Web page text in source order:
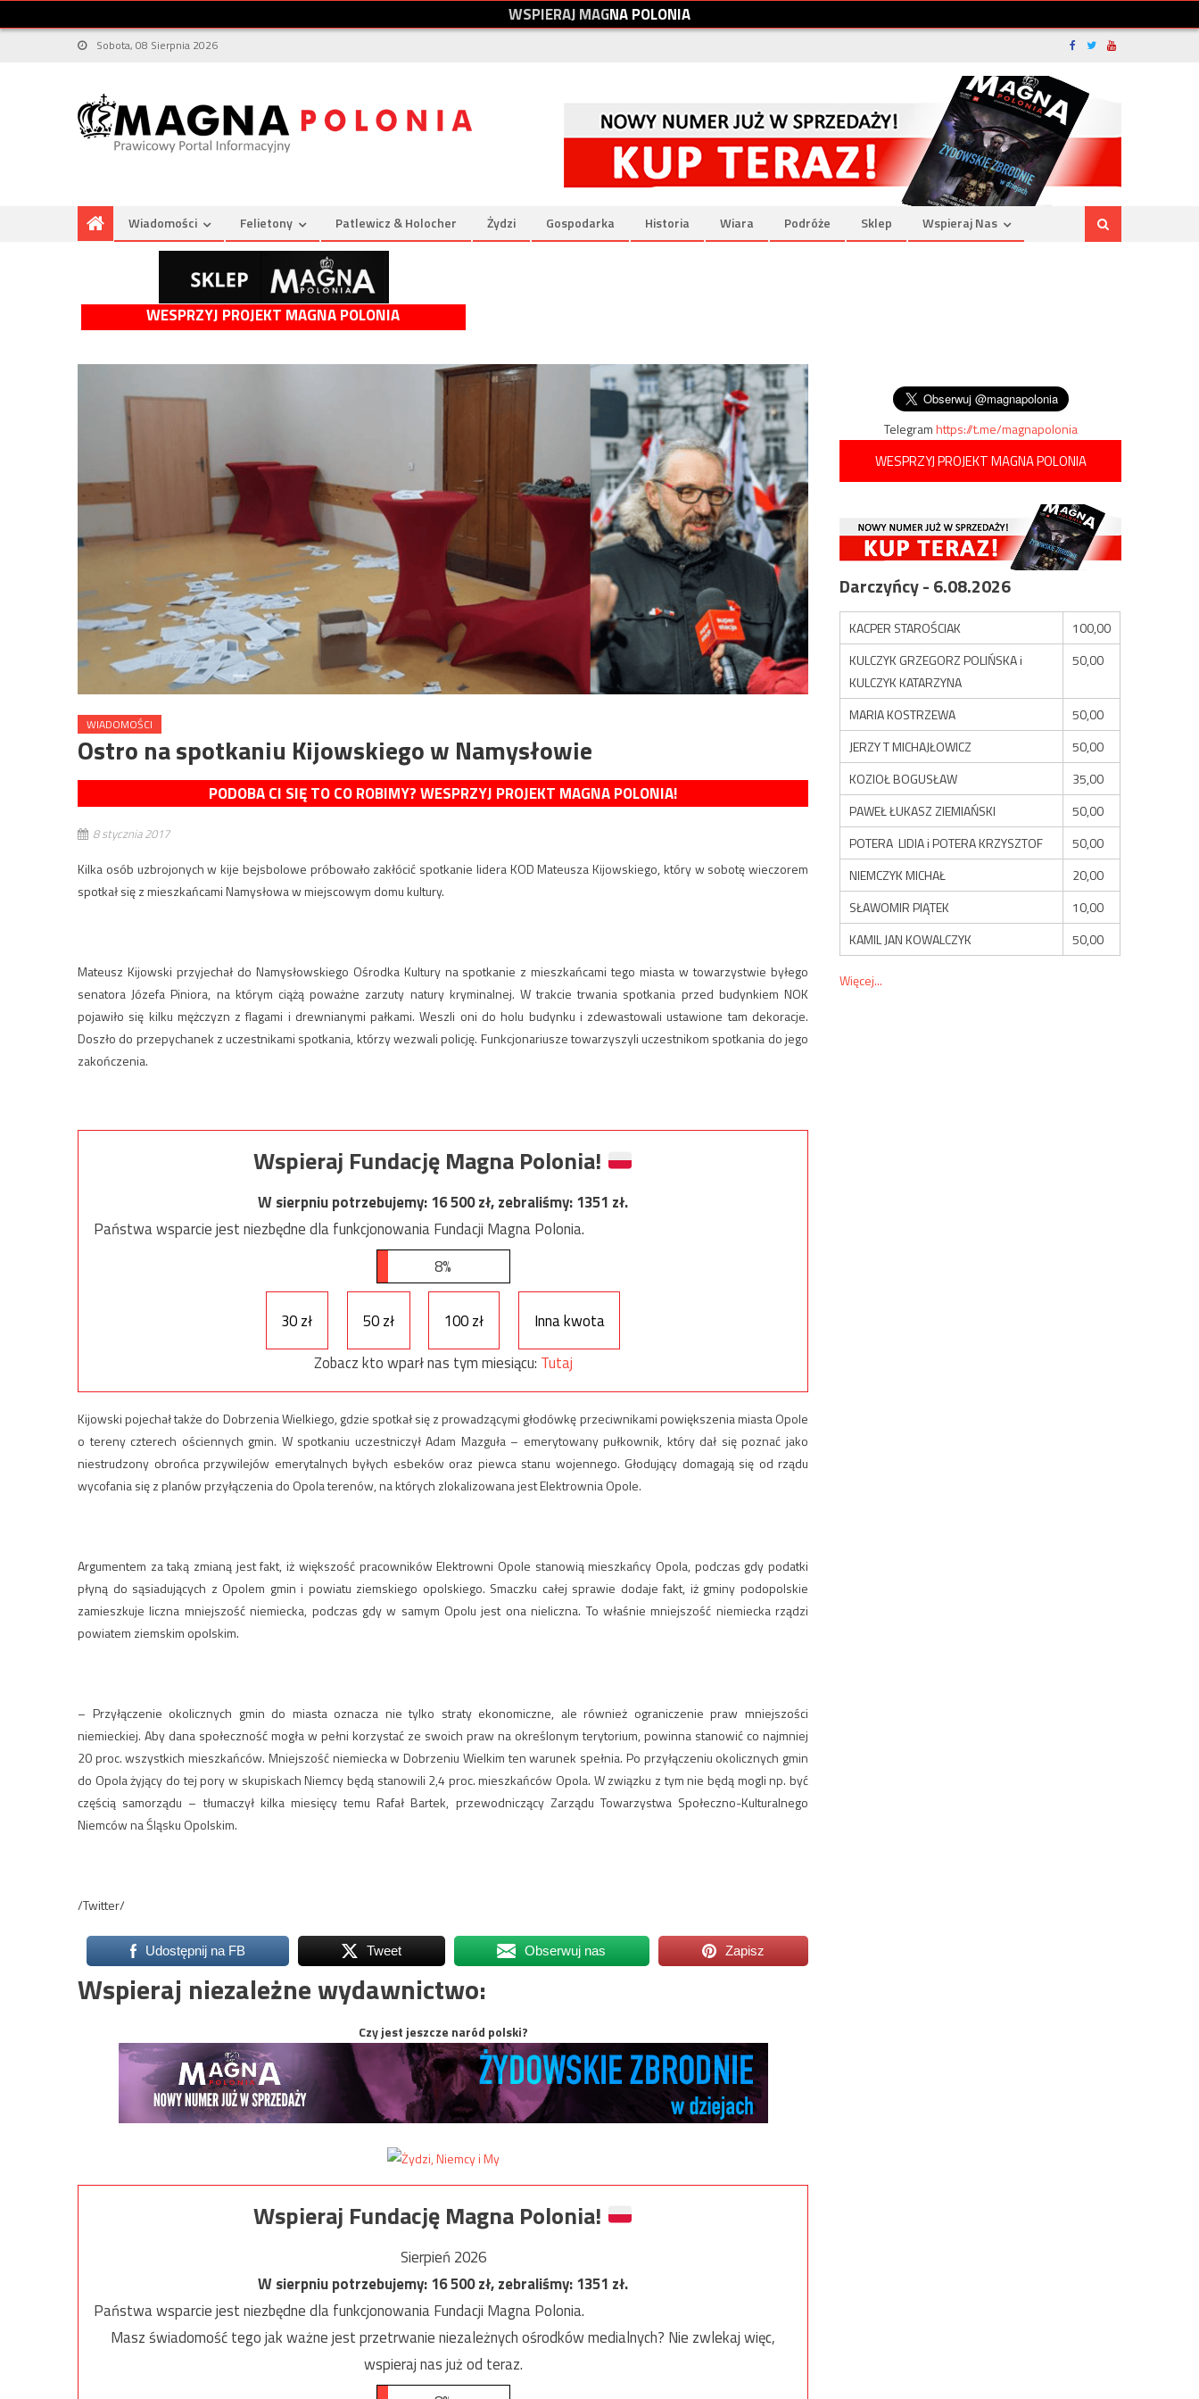
WSPIERAJMAGNAPOLONIA
Sobota, 08 Sierpnia 2026
Wiadomości Felietony Patlewicz & Holocher Żydzi Gospodarka Historia Wiara Podróże Sklep Wspieraj Nas
WESPRZYJ PROJEKT MAGNA POLONIA
WIADOMOŚCI
Ostro na spotkaniu Kijowskiego w Namysłowie
PODOBA CI SIĘ TO CO ROBIMY? WESPRZYJ PROJEKT MAGNA POLONIA!
8 stycznia 2017
Kilka osób uzbrojonych w kije bejsbolowe próbowało zakłócić spotkanie lidera KOD Mateusza Kijowskiego, który w sobotę wieczorem
spotkał się z mieszkańcami Namysłowa w miejscowym domu kultury.
Mateusz Kijowski przyjechał do Namysłowskiego Ośrodka Kultury na spotkanie z mieszkańcami tego miasta w towarzystwie byłego
senatora Józefa Piniora, na którym ciążą poważne zarzuty natury kryminalnej. W trakcie trwania spotkania przed budynkiem NOK
pojawiło się kilku mężczyzn z flagami i drewnianymi pałkami. Weszli oni do holu budynku i zdewastowali ustawione tam dekoracje.
Doszło do przepychanek z uczestnikami spotkania, którzy wezwali policję. Funkcjonariusze towarzyszyli uczestnikom spotkania do jego
zakończenia.
Wspieraj Fundację Magna Polonia!
W sierpniu potrzebujemy:16 500zł, zebraliśmy:1351 zł.
Państwa wsparcie jest niezbędne dla funkcjonowania Fundacji Magna Polonia.
8%
30 zł 50 zł 100 zł
Inna kwota
Zobacz kto wparł nas tym miesiącu: Tutaj
Kijowski pojechał także do Dobrzenia Wielkiego, gdzie spotkał się z prowadzącymi głodówkę przeciwnikami powiększenia miasta Opole
o tereny czterech ościennych gmin. W spotkaniu uczestniczył Adam Mazguła – emerytowany pułkownik, który dał się poznać jako
niestrudzony obrońca przywilejów emerytalnych byłych esbeków oraz piewca stanu wojennego. Głodujący domagają się od rządu
wycofania się z planów przyłączenia do Opola terenów, na których zlokalizowana jest Elektrownia Opole.
Argumentem za taką zmianą jest fakt, iż większość pracowników Elektrowni Opole stanowią mieszkańcy Opola, podczas gdy podatki
płyną do sąsiadujących z Opolem gmin i powiatu ziemskiego opolskiego. Smaczku całej sprawie dodaje fakt, iż gminy podopolskie
zamieszkuje liczna mniejszość niemiecka, podczas gdy w samym Opolu jest ona nieliczna. To właśnie mniejszość niemiecka rządzi
powiatem ziemskim opolskim.
– Przyłączenie okolicznych gmin do miasta oznacza nie tylko straty ekonomiczne, ale również ograniczenie praw mniejszości
niemieckiej. Aby dana społeczność mogła w pełni korzystać ze swoich praw na określonym terytorium, powinna stanowić co najmniej
20 proc. wszystkich mieszkańców. Mniejszość niemiecka w Dobrzeniu Wielkim ten warunek spełnia. Po przyłączeniu okolicznych gmin
do Opola żyjący do tej pory w skupiskach Niemcy będą stanowili 2,4 proc. mieszkańców Opola. W związku z tym nie będą mogli np. być
częścią samorządu – tłumaczył kilka miesięcy temu Rafał Bartek, przewodniczący Zarządu Towarzystwa Społeczno-Kulturalnego
Niemców na Śląsku Opolskim.
/Twitter/
Udostępnij na FB Tweet Obserwuj nas Zapisz
Wspieraj niezależne wydawnictwo:
Czy jest jeszcze naród polski?
Wspieraj Fundację Magna Polonia!
Sierpień 2026
W sierpniu potrzebujemy:16 500zł, zebraliśmy:1351 zł.
Państwa wsparcie jest niezbędne dla funkcjonowania Fundacji Magna Polonia.
Masz świadomość tego jak ważne jest przetrwanie niezależnych ośrodków medialnych? Nie zwlekaj więc,
wspieraj nas już od teraz.
Telegramhttps://t.me/magnapolonia
WESPRZYJ PROJEKT MAGNA POLONIA
Darczyńcy - 6.08.2026
KACPER STAROŚCIAK
100,00
KULCZYK GRZEGORZ POLIŃSKA i
KULCZYK KATARZYNA
50,00
MARIA KOSTRZEWA
50,00
JERZY T MICHAJŁOWICZ
50,00
KOZIOŁ BOGUSŁAW
35,00
PAWEŁ ŁUKASZ ZIEMIAŃSKI
50,00
POTERA LIDIA i POTERA KRZYSZTOF
50,00
NIEMCZYK MICHAŁ
20,00
SŁAWOMIR PIĄTEK
10,00
KAMIL JAN KOWALCZYK
50,00
Więcej...